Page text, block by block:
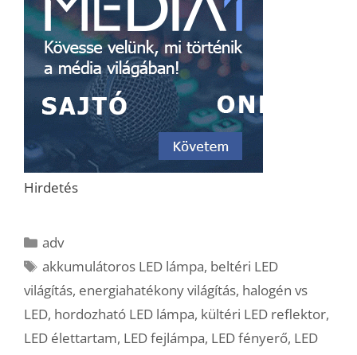
Hirdetés
Kategória
adv
Címkék
akkumulátoros LED lámpa, beltéri LED
világítás, energiahatékony világítás, halogén vs
LED, hordozható LED lámpa, kültéri LED reflektor,
LED élettartam, LED fejlámpa, LED fényerő, LED